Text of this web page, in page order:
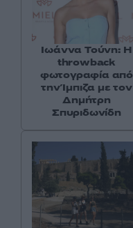
Ιωάννα Τούνη: Η
throwback
φωτογραφία από
την Ίμπιζα με τον
Δημήτρη
Σπυριδωνίδη